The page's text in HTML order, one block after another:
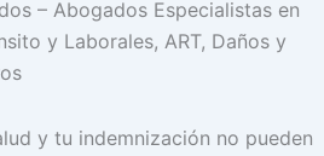
– Abogados Especialistas en
y Laborales, ART, Daños y
y tu indemnización no pueden